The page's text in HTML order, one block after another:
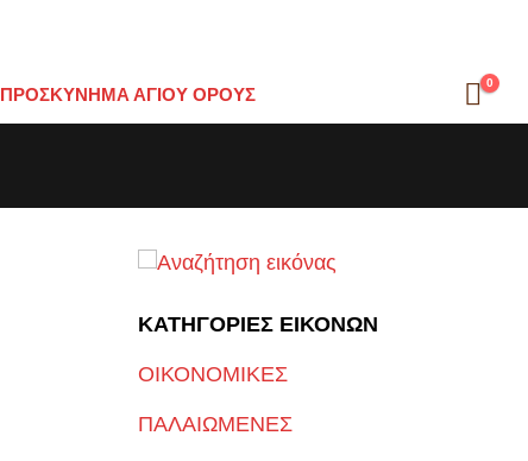
ΠΡΟΣΚΎΝΗΜΑ ΑΓΊΟΥ ΌΡΟΥΣ
0
ΚΑΤΗΓΟΡΙΕΣ ΕΙΚΟΝΩΝ
ΟΙΚΟΝΟΜΙΚΕΣ
ΠΑΛΑΙΩΜΕΝΕΣ